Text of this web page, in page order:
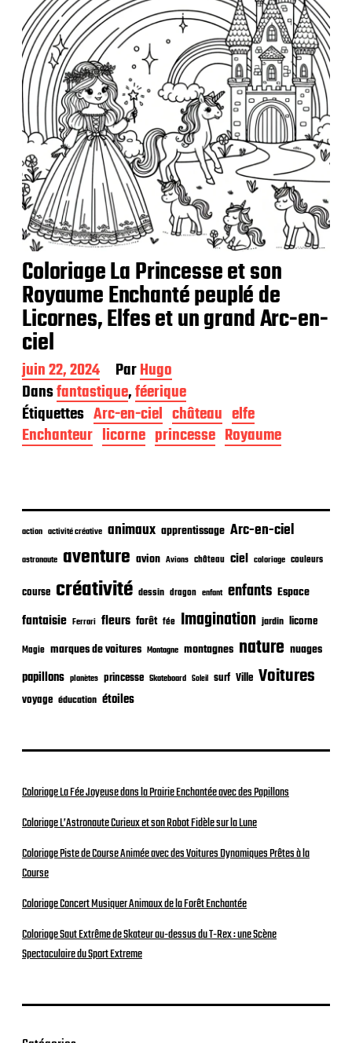
a
t
i
o
n
Coloriage La Princesse et son
Royaume Enchanté peuplé de
Licornes, Elfes et un grand Arc-en-
ciel
D
a
t
e
d
e
l
i
a
i
n
juin 22, 2024 ParHugo
Dansfantastique,féerique
Étiquettes Arc-en-ciel château elfe
Enchanteur licorne princesse Royaume
action activité créative animaux apprentissage Arc-en-ciel
astronaute aventure avion Avions château ciel coloriage couleurs
course créativité dessin dragon enfant enfants Espace
fantaisie Ferrari fleurs forêt fée Imagination jardin licorne
Magie marques de voitures Montagne montagnes nature nuages
papillons planètes princesse Skateboard Soleil surf Ville Voitures
voyage éducation étoiles
Coloriage La Fée Joyeuse dans la Prairie Enchantée avec des Papillons
Coloriage L’Astronaute Curieux et son Robot Fidèle sur la Lune
Coloriage Piste de Course Animée avec des Voitures Dynamiques Prêtes à la
Course
Coloriage Concert Musiquer Animaux de la Forêt Enchantée
Coloriage Saut Extrême de Skateur au-dessus du T-Rex : une Scène
Spectaculaire du Sport Extreme